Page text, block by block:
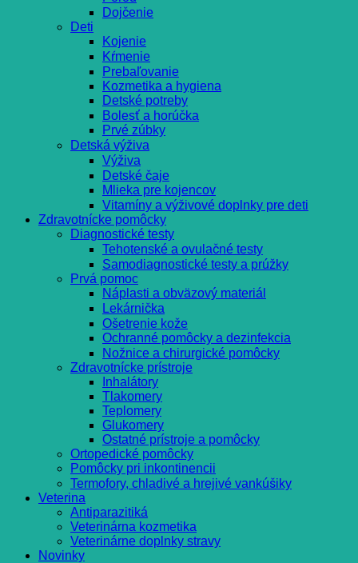
Dojčenie
Deti
Kojenie
Kŕmenie
Prebaľovanie
Kozmetika a hygiena
Detské potreby
Bolesť a horúčka
Prvé zúbky
Detská výživa
Výživa
Detské čaje
Mlieka pre kojencov
Vitamíny a výživové doplnky pre deti
Zdravotnícke pomôcky
Diagnostické testy
Tehotenské a ovulačné testy
Samodiagnostické testy a prúžky
Prvá pomoc
Náplasti a obväzový materiál
Lekárnička
Ošetrenie kože
Ochranné pomôcky a dezinfekcia
Nožnice a chirurgické pomôcky
Zdravotnícke prístroje
Inhalátory
Tlakomery
Teplomery
Glukomery
Ostatné prístroje a pomôcky
Ortopedické pomôcky
Pomôcky pri inkontinencii
Termofory, chladivé a hrejivé vankúšiky
Veterina
Antiparazitiká
Veterinárna kozmetika
Veterinárne doplnky stravy
Novinky